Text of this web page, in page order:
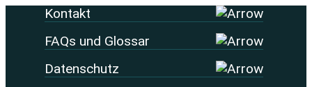
Kontakt
FAQs und Glossar
Datenschutz